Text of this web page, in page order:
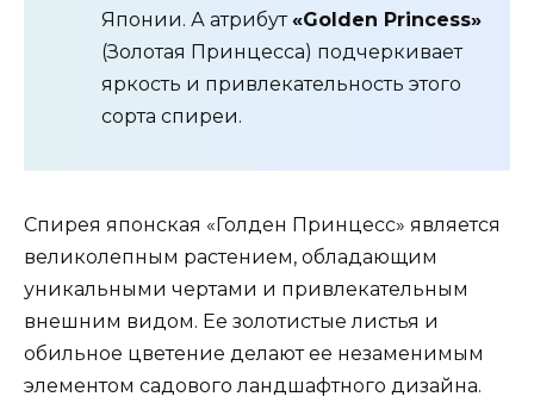
Японии. А атрибут«Golden Princess»
(Золотая Принцесса) подчеркивает
яркость и привлекательность этого
сорта спиреи.
Спирея японская «Голден Принцесс» является
великолепным растением, обладающим
уникальными чертами и привлекательным
внешним видом. Ее золотистые листья и
обильное цветение делают ее незаменимым
элементом садового ландшафтного дизайна.